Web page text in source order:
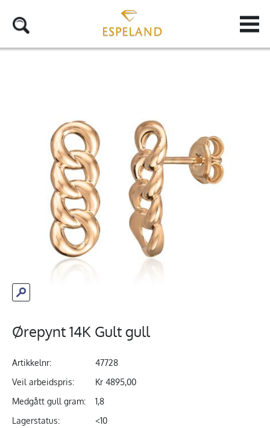
Ørepynt 14K Gult gull
Artikkelnr:
47728
Veil arbeidspris:
Kr 4895,00
Medgått gull gram:
1,8
Lagerstatus:
<10